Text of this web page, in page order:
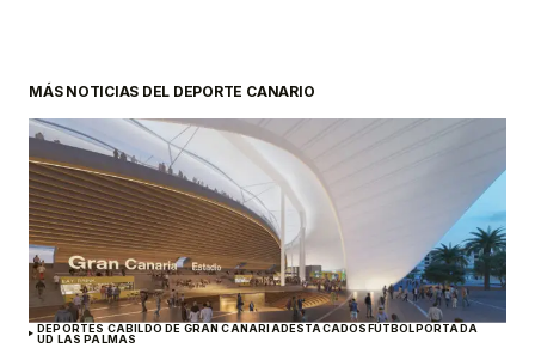
MÁS NOTICIAS DEL DEPORTE CANARIO
DEPORTES CABILDO DE GRAN CANARIADESTACADOSFÚTBOLPORTADA
UD LAS PALMAS